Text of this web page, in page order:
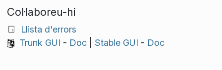
Col·laboreu-hi
Llista d'errors
Trunk GUI - Doc| Stable GUI - Doc